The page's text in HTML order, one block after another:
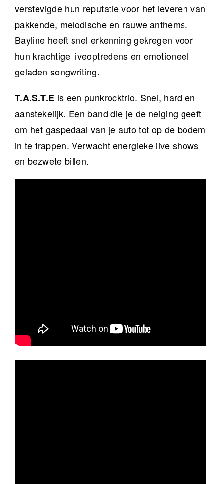
verstevigde hun reputatie voor het leveren van
pakkende, melodische en rauwe anthems.
Bayline heeft snel erkenning gekregen voor
hun krachtige liveoptredens en emotioneel
geladen songwriting.
T.A.S.T.E is een punkrocktrio. Snel, hard en
aanstekelijk. Een band die je de neiging geeft
om het gaspedaal van je auto tot op de bodem
in te trappen. Verwacht energieke live shows
en bezwete billen.